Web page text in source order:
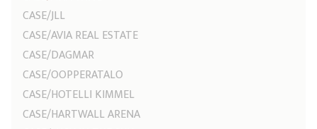
CASE/JLL
CASE/AVIA REAL ESTATE
CASE/DAGMAR
CASE/OOPPERATALO
CASE/HOTELLI KIMMEL
CASE/HARTWALL ARENA